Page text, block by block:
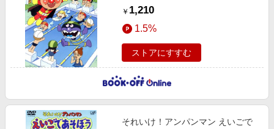
￥ 1,210
1.5%
ストアにすすむ
それいけ！アンパンマン えいごで